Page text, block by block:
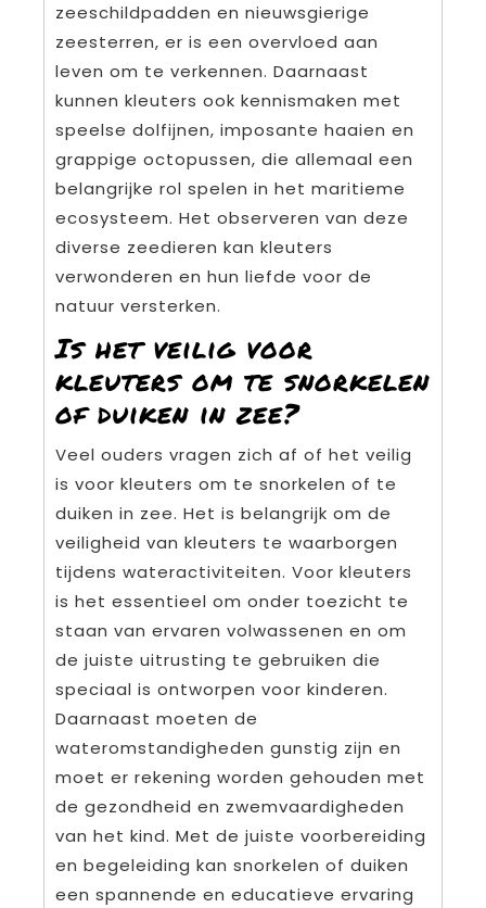
zeeschildpadden en nieuwsgierige
zeesterren, er is een overvloed aan
leven om te verkennen. Daarnaast
kunnen kleuters ook kennismaken met
speelse dolfijnen, imposante haaien en
grappige octopussen, die allemaal een
belangrijke rol spelen in het maritieme
ecosysteem. Het observeren van deze
diverse zeedieren kan kleuters
verwonderen en hun liefde voor de
natuur versterken.
Is het veilig voor
kleuters om te snorkelen
of duiken in zee?
Veel ouders vragen zich af of het veilig
is voor kleuters om te snorkelen of te
duiken in zee. Het is belangrijk om de
veiligheid van kleuters te waarborgen
tijdens wateractiviteiten. Voor kleuters
is het essentieel om onder toezicht te
staan van ervaren volwassenen en om
de juiste uitrusting te gebruiken die
speciaal is ontworpen voor kinderen.
Daarnaast moeten de
wateromstandigheden gunstig zijn en
moet er rekening worden gehouden met
de gezondheid en zwemvaardigheden
van het kind. Met de juiste voorbereiding
en begeleiding kan snorkelen of duiken
een spannende en educatieve ervaring